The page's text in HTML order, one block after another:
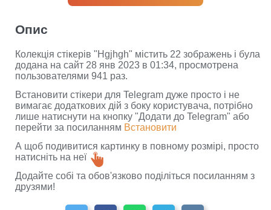
Опис
Колекція стікерів "Hgjhgh" містить 22 зображень і була
додана на сайт 28 янв 2023 в 01:34, просмотрена
пользователями 941 раз.
Встановити стікери для Telegram дуже просто і не
вимагає додаткових дій з боку користувача, потрібно
лише натиснути на кнопку "Додати до Telegram" або
перейти за посиланням Встановити
А щоб подивитися картинку в повному розмірі, просто
натисніть на неї
Додайте собі та обов'язково поділіться посиланням з
друзями!